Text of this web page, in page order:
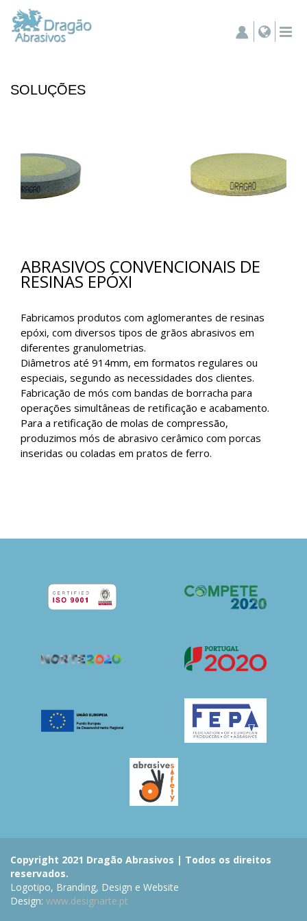
SOLUÇÕES
ABRASIVOS CONVENCIONAIS DE
RESINAS EPÓXI
Fabricamos produtos com aglomerantes de resinas
epóxi, com diversos tipos de grãos abrasivos em
diferentes granulometrias.
Diâmetros até 914mm, em formatos regulares ou
especiais, segundo as necessidades dos clientes.
Fabricação de mós com bandas de borracha para
operações simultâneas de retificação e acabamento.
Para a retificação de molas de compressão,
produzimos mós de abrasivo cerâmico com porcas
inseridas ou coladas em pratos de ferro.
Copyright 2021 Dragão Abrasivos | Todos os direitos
reservados.
Logotipo, Branding, Design e Website
Design: www.designarte.pt